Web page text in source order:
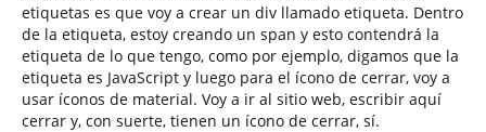
etiquetas es que voy a crear un div llamado etiqueta. Dentro
de la etiqueta, estoy creando un span y esto contendrá la
etiqueta de lo que tengo, como por ejemplo, digamos que la
etiqueta es JavaScript y luego para el ícono de cerrar, voy a
usar íconos de material. Voy a ir al sitio web, escribir aquí
cerrar y, con suerte, tienen un ícono de cerrar, sí.